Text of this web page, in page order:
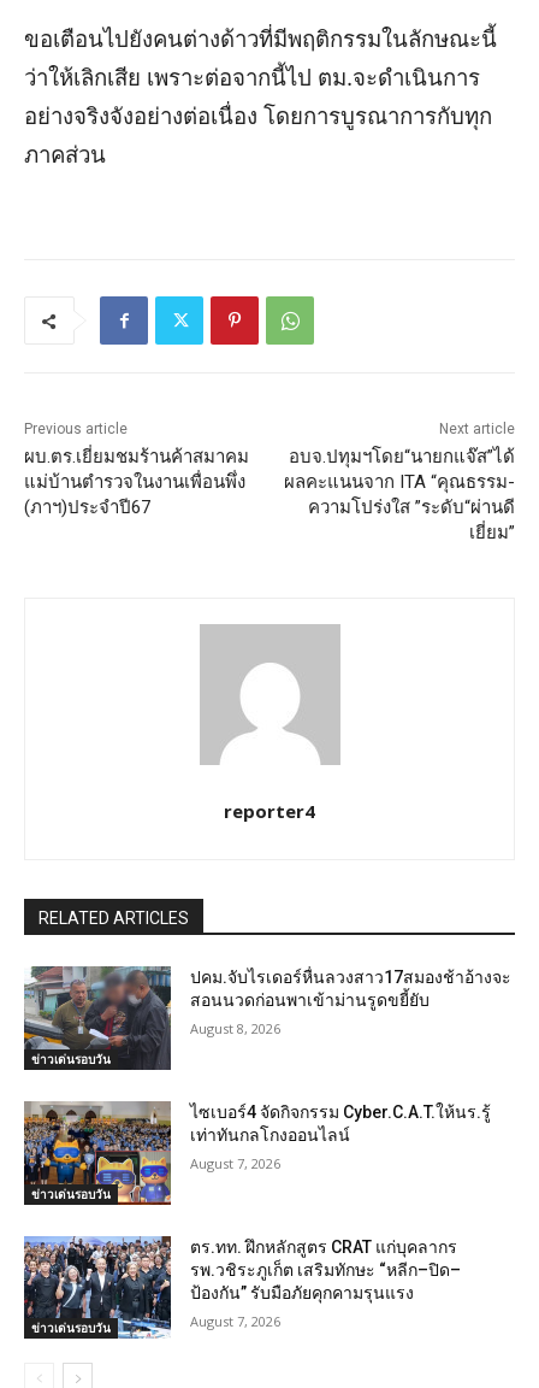
ขอเตือนไปยังคนต่างด้าวที่มีพฤติกรรมในลักษณะนี้
ว่าให้เลิกเสีย เพราะต่อจากนี้ไป ตม.จะดำเนินการ
อย่างจริงจังอย่างต่อเนื่อง โดยการบูรณาการกับทุก
ภาคส่วน
Previous article
ผบ.ตร.เยี่ยมชมร้านค้าสมาคม
แม่บ้านตำรวจในงานเพื่อนพึ่ง
(ภาฯ)ประจำปี67
Next article
อบจ.ปทุมฯโดย“นายกแจ๊ส”ได้
ผลคะแนนจาก ITA “คุณธรรม-
ความโปร่งใส ”ระดับ“ผ่านดี
เยี่ยม”
reporter4
RELATED ARTICLES
ข่าวเด่นรอบวัน
ปคม.จับไรเดอร์หื่นลวงสาว17สมองช้าอ้างจะ
สอนนวดก่อนพาเข้าม่านรูดขยี้ยับ
August 8, 2026
ข่าวเด่นรอบวัน
ไซเบอร์4 จัดกิจกรรม Cyber.C.A.T.ให้นร.รู้
เท่าทันกลโกงออนไลน์
August 7, 2026
ข่าวเด่นรอบวัน
ตร.ทท. ฝึกหลักสูตร CRAT แก่บุคลากร
รพ.วชิระภูเก็ต เสริมทักษะ “หลีก–ปิด–
ป้องกัน” รับมือภัยคุกคามรุนแรง
August 7, 2026